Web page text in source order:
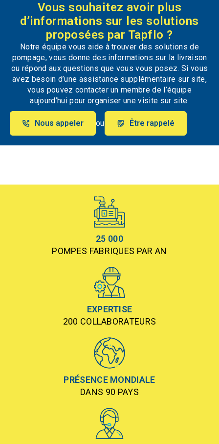
Vous souhaitez avoir plus
d’informations sur les solutions
proposées par Tapflo ?
Notre équipe vous aide à trouver des solutions de
pompage, vous donne des informations sur la livraison
ou répond aux questions que vous vous posez. Si vous
avez besoin d’une assistance supplémentaire sur site,
vous pouvez contacter un membre de l’équipe
aujourd’hui pour organiser une visite sur site.
Nous appeler ou Être rappelé
25 000
POMPES FABRIQUES PAR AN
EXPERTISE
200 COLLABORATEURS
PRÉSENCE MONDIALE
DANS 90 PAYS